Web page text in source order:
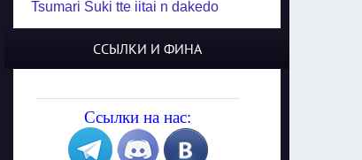
Tsumari Suki tte iitai n dakedo
Jungle Juice
Yozakura Shijuusou
08.08.2025 Глава 50
A Compendium of Ghosts
ССЫЛКИ И ФИНА
Ссылки на нас: